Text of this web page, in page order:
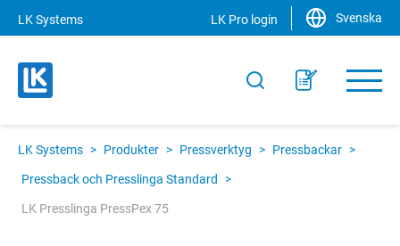
LK Systems LK Pro login Svenska
LK Systems > Produkter > Pressverktyg > Pressbackar >
Pressback och Presslinga Standard >
LK Presslinga PressPex 75